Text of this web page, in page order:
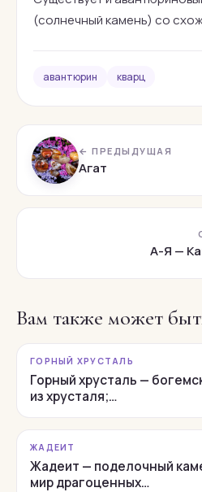
(солнечный камень) со
авантюрин кварц
← ПРЕДЫДУЩАЯ
Агат
А-Я —
Вам также может
ГОРНЫЙ ХРУСТАЛЬ
Горный хрусталь —
из хрусталя;…
ЖАДЕИТ
Жадеит — поделочный
мир драгоценных…